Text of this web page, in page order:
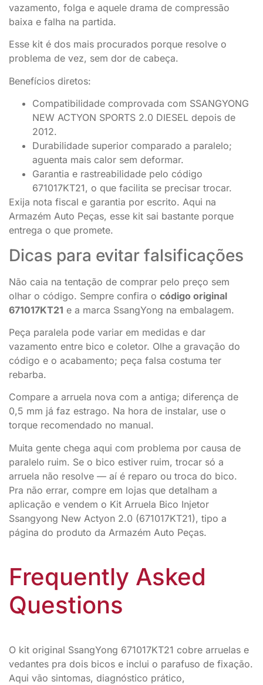
vazamento, folga e aquele drama de compressão
baixa e falha na partida.
Esse kit é dos mais procurados porque resolve o
problema de vez, sem dor de cabeça.
Benefícios diretos:
Compatibilidade comprovada com SSANGYONG
NEW ACTYON SPORTS 2.0 DIESEL depois de
2012.
Durabilidade superior comparado a paralelo;
aguenta mais calor sem deformar.
Garantia e rastreabilidade pelo código
671017KT21, o que facilita se precisar trocar.
Exija nota fiscal e garantia por escrito. Aqui na
Armazém Auto Peças, esse kit sai bastante porque
entrega o que promete.
Dicas para evitar falsificações
Não caia na tentação de comprar pelo preço sem
olhar o código. Sempre confira o código original
671017KT21 e a marca SsangYong na embalagem.
Peça paralela pode variar em medidas e dar
vazamento entre bico e coletor. Olhe a gravação do
código e o acabamento; peça falsa costuma ter
rebarba.
Compare a arruela nova com a antiga; diferença de
0,5 mm já faz estrago. Na hora de instalar, use o
torque recomendado no manual.
Muita gente chega aqui com problema por causa de
paralelo ruim. Se o bico estiver ruim, trocar só a
arruela não resolve — aí é reparo ou troca do bico.
Pra não errar, compre em lojas que detalham a
aplicação e vendem o Kit Arruela Bico Injetor
Ssangyong New Actyon 2.0 (671017KT21), tipo a
página do produto da Armazém Auto Peças.
Frequently Asked
Questions
O kit original SsangYong 671017KT21 cobre arruelas e
vedantes pra dois bicos e inclui o parafuso de fixação.
Aqui vão sintomas, diagnóstico prático,